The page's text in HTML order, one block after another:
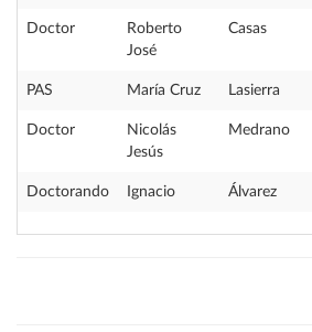
Doctor
Roberto
José
Casas
PAS María Cruz Lasierra
Doctor
Nicolás
Jesús
Medrano
Doctorando Ignacio Álvarez